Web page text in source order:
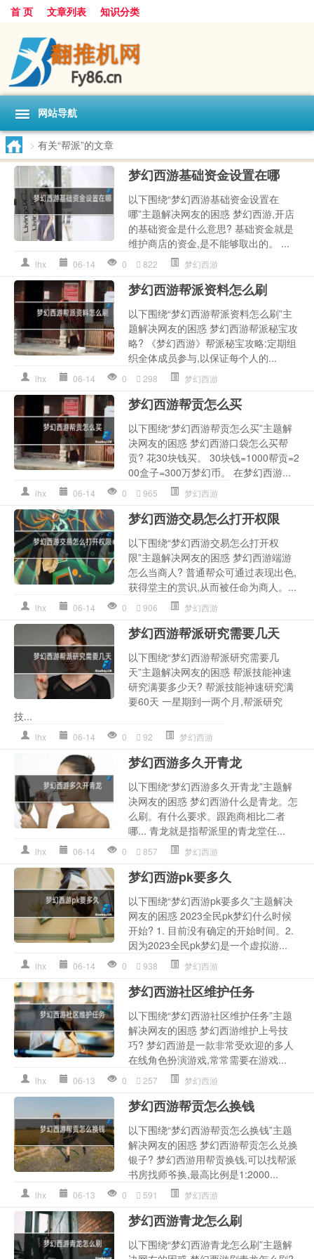
首 页 文章列表 知识分类
网站导航
> 有关“帮派”的文章
梦幻西游基础资金设置在哪
以下围绕“梦幻西游基础资金设置在
哪”主题解决网友的困惑 梦幻西游,开店
的基础资金是什么意思? 基础资金就是
维护商店的资金,是不能够取出的。 ...
lhx 06-14 0 822 梦幻西游
梦幻西游帮派资料怎么刷
以下围绕“梦幻西游帮派资料怎么刷”主
题解决网友的困惑 梦幻西游帮派秘宝攻
略? 《梦幻西游》帮派秘宝攻略:定期组
织全体成员参与,以保证每个人的...
lhx 06-14 0 298 梦幻西游
梦幻西游帮贡怎么买
以下围绕“梦幻西游帮贡怎么买”主题解
决网友的困惑 梦幻西游口袋怎么买帮
贡? 花30块钱买。 30块钱=1000帮贡=2
00盒子=300万梦幻币。 在梦幻西游...
lhx 06-14 0 965 梦幻西游
梦幻西游交易怎么打开权限
以下围绕“梦幻西游交易怎么打开权
限”主题解决网友的困惑 梦幻西游端游
怎么当商人? 普通帮众可通过表现出色,
获得堂主的赏识,从而被任命为商人。...
lhx 06-14 0 906 梦幻西游
梦幻西游帮派研究需要几天
以下围绕“梦幻西游帮派研究需要几
天”主题解决网友的困惑 帮派技能神速
研究满要多少天? 帮派技能神速研究满
要60天 一星期到一两个月,帮派研究
技...
lhx 06-14 0 92 梦幻西游
梦幻西游多久开青龙
以下围绕“梦幻西游多久开青龙”主题解
决网友的困惑 梦幻西游什么是青龙。怎
么刷。有什么要求。跟跑商相比二者
哪... 青龙就是指帮派里的青龙堂任...
lhx 06-14 0 857 梦幻西游
梦幻西游pk要多久
以下围绕“梦幻西游pk要多久”主题解决
网友的困惑 2023全民pk梦幻什么时候
开始? 1. 目前没有确定的开始时间。2.
因为2023全民pk梦幻是一个虚拟游...
lhx 06-14 0 938 梦幻西游
梦幻西游社区维护任务
以下围绕“梦幻西游社区维护任务”主题
解决网友的困惑 梦幻西游维护上号技
巧? 梦幻西游是一款非常受欢迎的多人
在线角色扮演游戏,常常需要在游戏...
lhx 06-13 0 257 梦幻西游
梦幻西游帮贡怎么换钱
以下围绕“梦幻西游帮贡怎么换钱”主题
解决网友的困惑 梦幻西游帮贡怎么兑换
银子? 梦幻西游用帮贡换钱,可以找帮派
书房找师爷换,最高比例是1:2000...
lhx 06-13 0 591 梦幻西游
梦幻西游青龙怎么刷
以下围绕“梦幻西游青龙怎么刷”主题解